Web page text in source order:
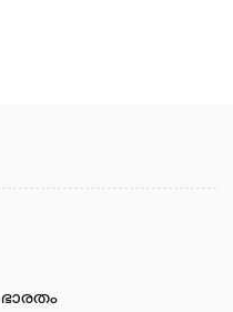
ഭാരതം